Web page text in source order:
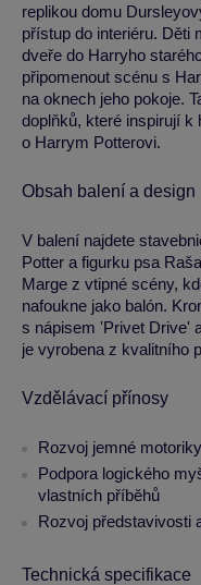
replikou domu
přístup do interiéru. Děti
dveře do Harryho
připomenout scénu s
na oknech jeho pokoje.
doplňků, které inspirují
o Harrym Potterovi.
Obsah balení a design
V balení najdete
Potter a figurku psa
Marge z vtipné scény,
nafoukne jako balón.
s nápisem 'Privet Drive'
je vyrobena z kvalitního
Vzdělávací přínosy
Rozvoj jemné
Podpora logického
vlastních příběhů
Rozvoj představivosti
Technická specifikace